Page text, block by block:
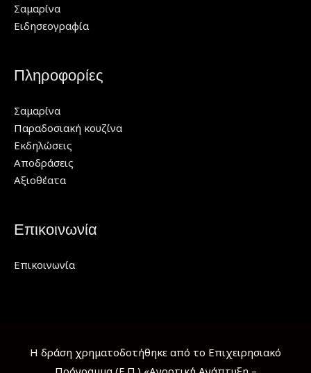
Σαμαρίνα
Ειδησεογραφία
Πληροφορίες
Σαμαρίνα
Παραδοσιακή κουζίνα
Εκδηλώσεις
Αποδράσεις
Αξιοθέατα
Επικοινωνία
Επικοινωνία
Η δράση χρηματοδοτήθηκε από το Επιχειρησιακό